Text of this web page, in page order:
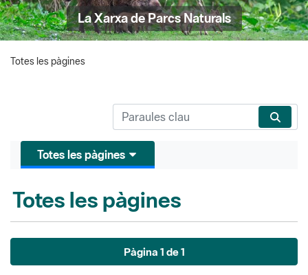
La Xarxa de Parcs Naturals
Totes les pàgines
Totes les pàgines
Totes les pàgines
Pàgina 1 de 1